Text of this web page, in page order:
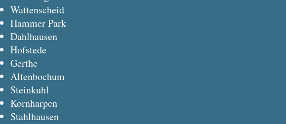
Wattenscheid
Hammer Park
Dahlhausen
Hofstede
Gerthe
Altenbochum
Steinkuhl
Kornharpen
Stahlhausen